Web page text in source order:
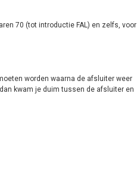
70 (tot introductie FAL) en zelfs, voor
worden waarna de afsluiter weer
kwam je duim tussen de afsluiter en